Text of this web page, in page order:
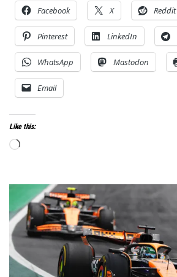
Facebook X Reddit
Pinterest LinkedIn
WhatsApp Mastodon
Email
Like this:
Loading…